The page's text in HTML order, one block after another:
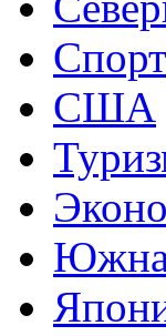
Спорт
США